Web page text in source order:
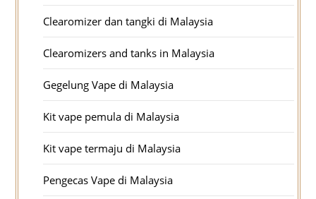
Clearomizer dan tangki di Malaysia
Clearomizers and tanks in Malaysia
Gegelung Vape di Malaysia
Kit vape pemula di Malaysia
Kit vape termaju di Malaysia
Pengecas Vape di Malaysia